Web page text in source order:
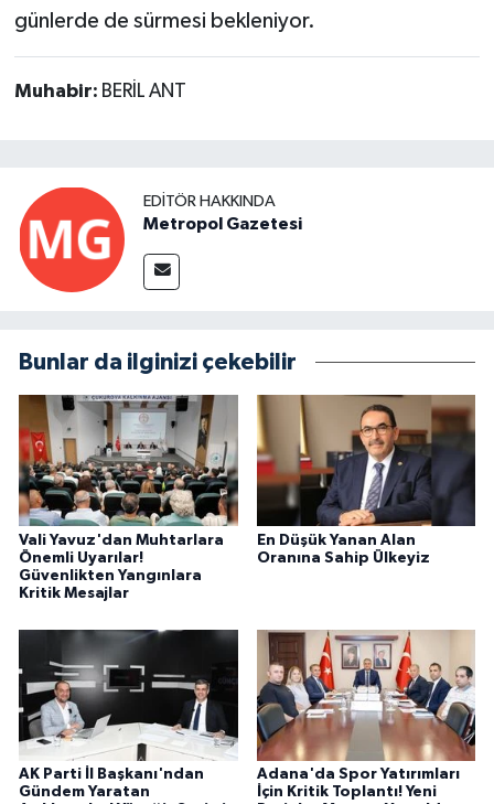
günlerde de sürmesi bekleniyor.
Muhabir: BERİL ANT
EDITÖR HAKKINDA
Metropol Gazetesi
Bunlar da ilginizi çekebilir
Vali Yavuz'dan Muhtarlara
Önemli Uyarılar!
Güvenlikten Yangınlara
Kritik Mesajlar
En Düşük Yanan Alan
Oranına Sahip Ülkeyiz
AK Parti İl Başkanı'ndan
Gündem Yaratan
Adana'da Spor Yatırımları
İçin Kritik Toplantı! Yeni